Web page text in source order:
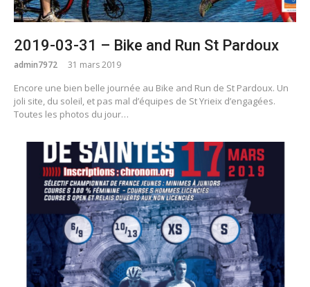
2019-03-31 – Bike and Run St Pardoux
admin7972 31 mars 2019
Encore une bien belle journée au Bike and Run de St Pardoux. Un
joli site, du soleil, et pas mal d’équipes de St Yrieix d’engagées.
Toutes les photos du jour…